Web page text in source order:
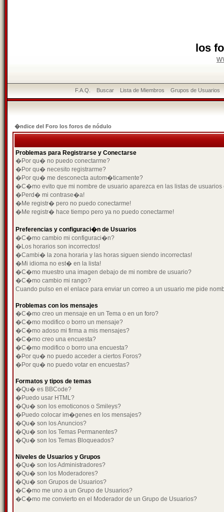
los
F.A.Q. Buscar Lista de Miembros Grupos de Usuarios
�ndice del Foro los foros de nódulo
Problemas para Registrarse y Conectarse
�Por qu� no puedo conectarme?
�Por qu� necesito registrarme?
�Por qu� me desconecta autom�ticamente?
�C�mo evito que mi nombre de usuario aparezca en las listas de usuarios
�Perd� mi contrase�a!
�Me registr� pero no puedo conectarme!
�Me registr� hace tiempo pero ya no puedo conectarme!
Preferencias y configuraci�n de Usuarios
�C�mo cambio mi configuraci�n?
�Los horarios son incorrectos!
�Cambi� la zona horaria y las horas siguen siendo incorrectas!
�Mi idioma no est� en la lista!
�C�mo muestro una imagen debajo de mi nombre de usuario?
�C�mo cambio mi rango?
Cuando pulso en el enlace para enviar un correo a un usuario me pide
Problemas con los mensajes
�C�mo creo un mensaje en un Tema o en un foro?
�C�mo modifico o borro un mensaje?
�C�mo adoso mi firma a mis mensajes?
�C�mo creo una encuesta?
�C�mo modifico o borro una encuesta?
�Por qu� no puedo acceder a ciertos Foros?
�Por qu� no puedo votar en encuestas?
Formatos y tipos de temas
�Qu� es BBCode?
�Puedo usar HTML?
�Qu� son los emoticonos o Smileys?
�Puedo colocar im�genes en los mensajes?
�Qu� son los Anuncios?
�Qu� son los Temas Permanentes?
�Qu� son los Temas Bloqueados?
Niveles de Usuarios y Grupos
�Qu� son los Administradores?
�Qu� son los Moderadores?
�Qu� son Grupos de Usuarios?
�C�mo me uno a un Grupo de Usuarios?
�C�mo me convierto en el Moderador de un Grupo de Usuarios?